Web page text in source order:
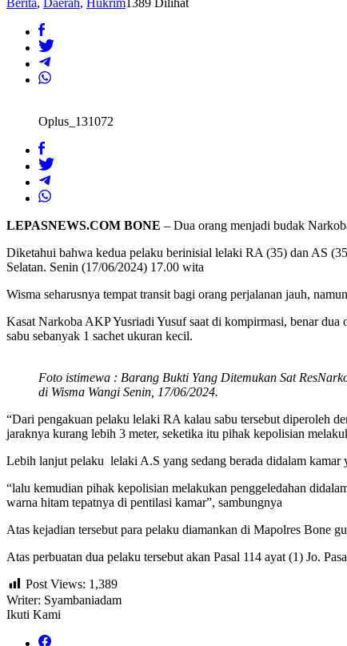
Wisma
Oplus_131072
LEPASNEWS.COM BONE – Dua orang menjadi budak
Diketahui bahwa kedua pelaku berinisial lelaki RA (35) dan AS
Selatan. Senin (17/06/2024) 17.00 wita
Wisma seharusnya tempat transit bagi orang perjalanan jauh,
Kasat Narkoba AKP Yusriadi Yusuf saat di kompirmasi, benar
sabu sebanyak 1 sachet ukuran kecil.
Foto istimewa : Barang Bukti Yang Ditemukan Sat
di Wisma Wangi Senin, 17/06/2024.
“Dari pengakuan pelaku lelaki RA kalau sabu tersebut diperoleh
jaraknya kurang lebih 3 meter, seketika itu pihak kepolisian
Lebih lanjut pelaku lelaki A.S yang sedang berada didalam kamar
“lalu kemudian pihak kepolisian melakukan penggeledahan
warna hitam tepatnya di pentilasi kamar”, sambungnya
Atas kejadian tersebut para pelaku diamankan di Mapolres Bone
Atas perbuatan dua pelaku tersebut akan Pasal 114 ayat (1) Jo.
Post Views: 1,389
Writer: Syambaniadam
Ikuti Kami